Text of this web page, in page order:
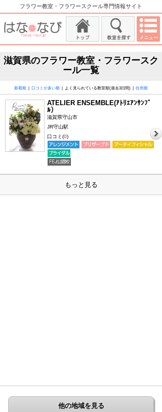
フラワー教室・フラワースクール専門情報サイト
滋賀県のフラワー教室・フラワースク
ール一覧
新着順 口コミが多い順 | よく見られている教室順(過去3日間) | 住所順
ATELIER ENSEMBLE(ｱﾄﾘｴｱﾝｻﾝﾌﾞ
ﾙ）
滋賀県守山市
JR守山駅
口コミ(0)
もっと見る
他の地域を見る